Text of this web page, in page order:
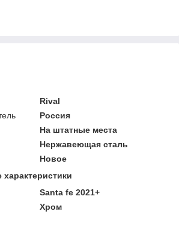
Rival
Россия
На штатные места
Нержавеющая сталь
Новое
Santa fe 2021+
Хром